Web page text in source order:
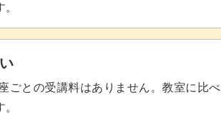
ごとの受講料はありません。教室に比べ